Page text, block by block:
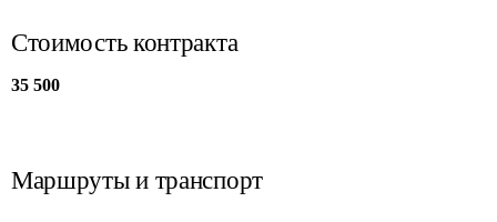
Стоимость контракта
35 500
Маршруты и транспорт